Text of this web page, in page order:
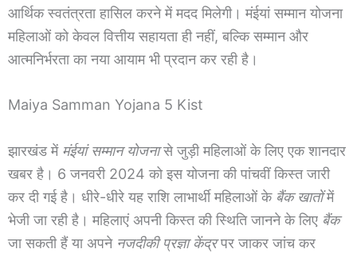
आर्थिक स्वतंत्रता हासिल करने में मदद मिलेगी। मंईयां सम्मान योजना
महिलाओं को केवल वित्तीय सहायता ही नहीं, बल्कि सम्मान और
आत्मनिर्भरता का नया आयाम भी प्रदान कर रही है।
Maiya Samman Yojana 5 Kist
झारखंड में मंईयां सम्मान योजनासे जुड़ी महिलाओं के लिए एक शानदार
खबर है। 6 जनवरी 2024 को इस योजना की पांचवीं किस्त जारी
कर दी गई है। धीरे-धीरे यह राशि लाभार्थी महिलाओं के बैंक खातोंमें
भेजी जा रही है। महिलाएं अपनी किस्त की स्थिति जानने के लिए बैंक
जा सकती हैं या अपने नजदीकी प्रज्ञा केंद्रपर जाकर जांच कर